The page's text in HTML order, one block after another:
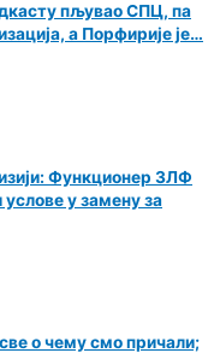
пљувао СПЦ, па
а Порфирије је…
Функционер ЗЛФ
у замену за
о чему смо причали;